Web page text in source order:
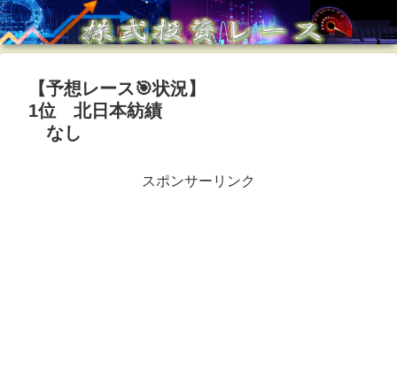
【予想レース🎯状況】
1位 北日本紡績
なし
スポンサーリンク